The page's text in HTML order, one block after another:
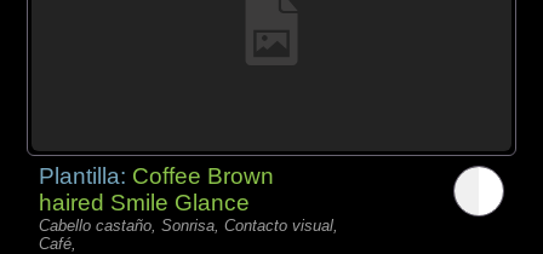
Plantilla: Coffee Brown
haired Smile Glance
Cabello castaño, Sonrisa, Contacto visual,
Café,